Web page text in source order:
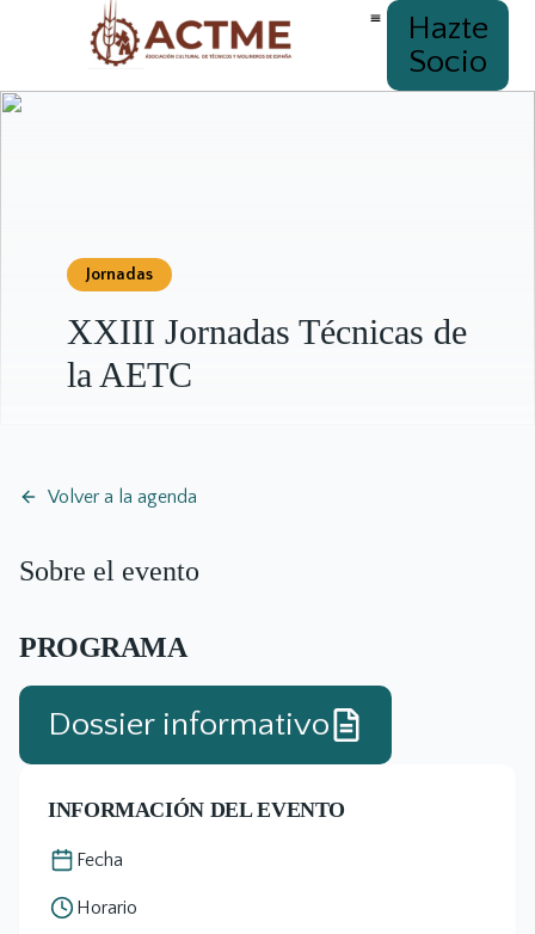
Hazte
Socio
Jornadas
XXIII Jornadas Técnicas de
la AETC
Volver a la agenda
Sobre el evento
PROGRAMA
Dossier informativo
INFORMACIÓN DEL EVENTO
Fecha
Horario